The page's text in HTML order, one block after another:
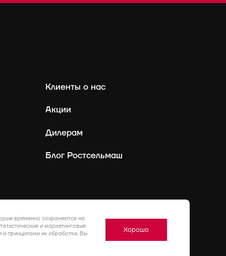
Клиенты о нас
Акции
Дилерам
Блог Ростсельмаш
временно сохраняются на
и маркетинговые
принципами их обработки. Вы
Хорошо